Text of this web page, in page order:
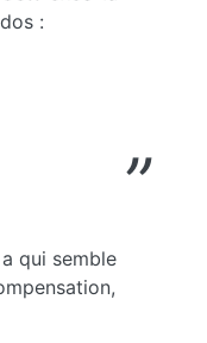
:
qui semble